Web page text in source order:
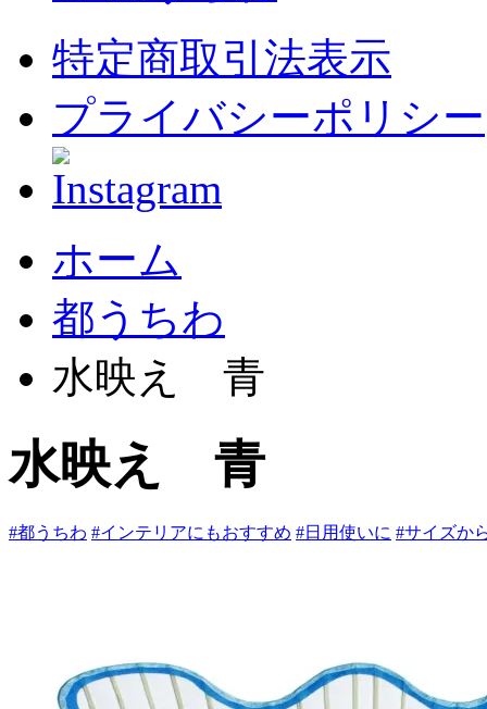
特定商取引法表示
プライバシーポリシー
ホーム
都うちわ
水映え 青
水映え 青
#都うちわ #インテリアにもおすすめ #日用使いに #サイズか